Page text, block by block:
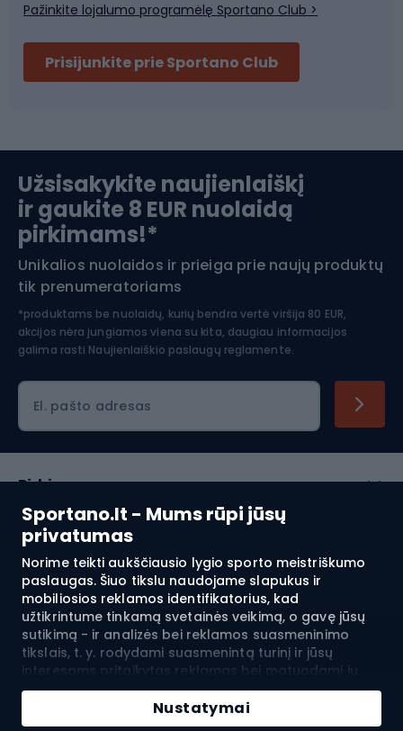
Sportano.lt - Mums rūpi jūsų
privatumas
Norime teikti aukščiausio lygio sporto meistriškumo
paslaugas. Šiuo tikslu naudojame slapukus ir
mobiliosios reklamos identifikatorius, kad
užtikrintume tinkamą svetainės veikimą, o gavę jūsų
sutikimą - ir analizės bei reklamos suasmeninimo
tikslais, t. y. rodydami suasmenintą turinį ir jūsų
interesams pritaikytas reklamas bei matuodami jų
efektyvumą. Slapukai ir mobiliosios reklamos
identifikatoriai gali būti naudojami tiek suasmenintai,
tiek neasmeninei reklamai - priklausomai nuo jūsų
Nustatymai
Pridėti į krepšelį
Slidinėjimas
Apranga žiemos sportui
Šiaurietiškas ėjimas
Pažinkite lojalumo programėlę Sportano Club >
Prisijunkite prie Sportano Club
Užsisakykite naujienlaiškį
ir gaukite 8 EUR nuolaidą
pirkimams!*
Unikalios nuolaidos ir prieiga prie naujų produktų
tik prenumeratoriams
*produktams be nuolaidų, kurių bendra vertė viršija 80 EUR,
akcijos nėra jungiamos viena su kita, daugiau informacijos
galima rasti Naujienlaiškio paslaugų reglamente.
El. pašto adresas
Pirkimas
Klientų aptarnavimas
Reglamentai
Apie mus